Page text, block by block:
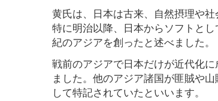
黄氏は、日本は古来、自然摂理や
特に明治以降、日本からソフトと
紀のアジアを創ったと述べました。
戦前のアジアで日本だけが近代化
ました。他のアジア諸国が匪賊や
して特記されていたといいます。